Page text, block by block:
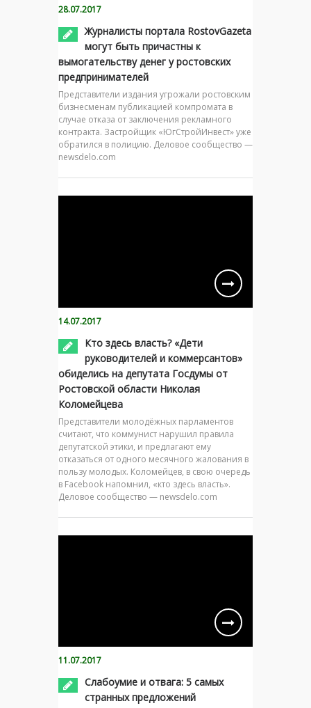
28.07.2017
Журналисты портала RostovGazeta
могут быть причастны к
вымогательству денег у ростовских
предпринимателей
Представители издания угрожали ростовским
бизнесменам публикацией компромата в
случае отказа от заключения рекламного
контракта. Застройщик «ЮгСтройИнвест» уже
обратился в полицию. Деловое сообщество —
newsdelo.com
14.07.2017
Кто здесь власть? «Дети
руководителей и коммерсантов»
обиделись на депутата Госдумы от
Ростовской области Николая
Коломейцева
Представители молодёжных парламентов
считают, что коммунист нарушил правила
депутатской этики, и предлагают ему
отказаться от одного месячного жалования в
пользу молодых. Коломейцев, в свою очередь
в Facebook напомнил, «кто здесь власть».
Деловое сообщество — newsdelo.com
11.07.2017
Слабоумие и отвага: 5 самых
странных предложений